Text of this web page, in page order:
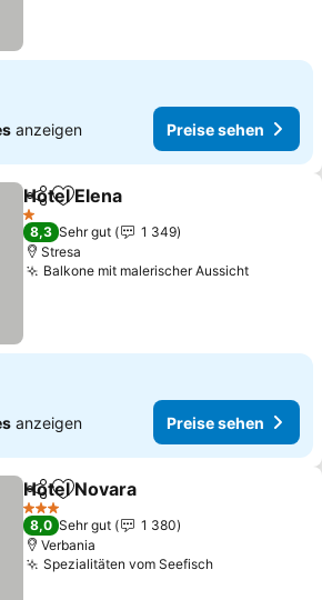
anzeigen Preise sehen
TeilenZu Favoriten hinzufügen
Hotel Elena
1 Sterne
8,3 Sehr gut
1 349
Stresa
Balkone mit malerischer Aussicht
anzeigen Preise sehen
TeilenZu Favoriten hinzufügen
Hotel Novara
3 Sterne
8,0 Sehr gut
1 380
Verbania
Spezialitäten vom Seefisch